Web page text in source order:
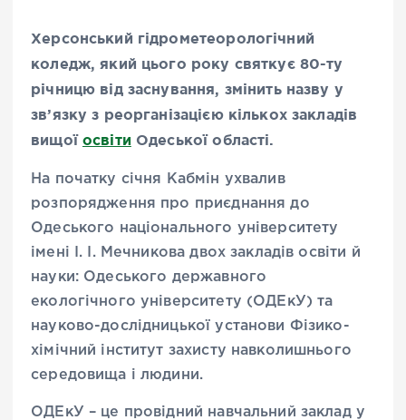
Херсонський гідрометеорологічний
коледж, який цього року святкує 80-ту
річницю від заснування, змінить назву у
зв’язку з реорганізацією кількох закладів
вищої освіти Одеської області.
На початку січня Кабмін ухвалив
розпорядження про приєднання до
Одеського національного університету
імені І. І. Мечникова двох закладів освіти й
науки: Одеського державного
екологічного університету (ОДЕкУ) та
науково-дослідницької установи Фізико-
хімічний інститут захисту навколишнього
середовища і людини.
ОДЕкУ – це провідний навчальний заклад у